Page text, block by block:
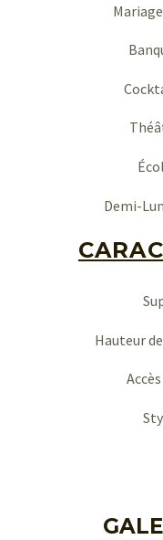
Demi-
Hauteur